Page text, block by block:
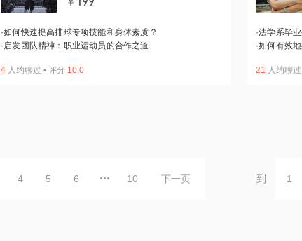
·如何快速提高排球专项技能和身体素质？
·启发团队精神：职业运动员的合作之道
4 人约聊过 • 评分 10.0
·法学系毕
·如何有效
21 人约聊过
4 5 6 10 下一页 到